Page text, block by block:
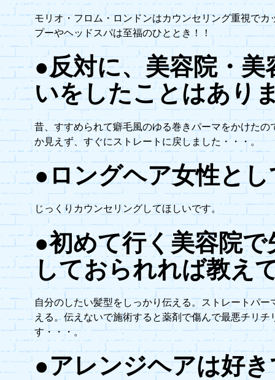
モリオ・フロム・ロンドンはカウンセリング重視でカ
プーやヘッドスパは至福のひととき！！
●反対に、美容院・
いをしたことはあり
昔、すすめられて癖毛風のゆる巻きパーマをかけたの
か見えず、すぐにストレートに戻しました・・・。
●ロングヘア女性と
じっくりカウンセリングしてほしいです。
●初めて行く美容院
しておられれば教え
自分のしたい髪型をしっかり伝える。ストレートパー
える。伝えないで施術すると薬剤で傷んで最悪チリチ
す・・・。
●アレンジヘアは好